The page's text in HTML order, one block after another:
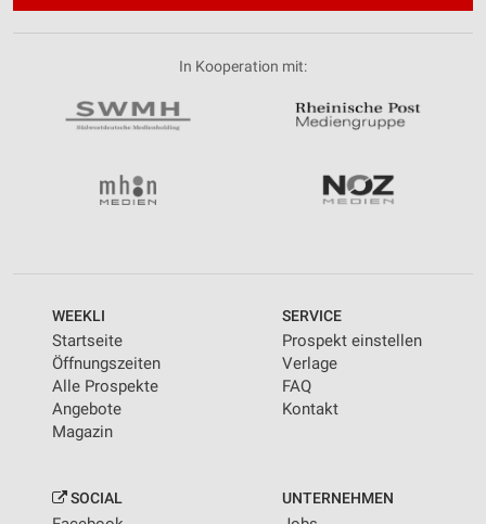
In Kooperation mit:
WEEKLI
Startseite
Öffnungszeiten
Alle Prospekte
Angebote
Magazin
SERVICE
Prospekt einstellen
Verlage
FAQ
Kontakt
SOCIAL UNTERNEHMEN